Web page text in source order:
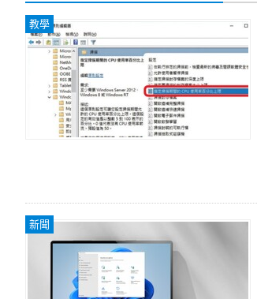
教學
新聞